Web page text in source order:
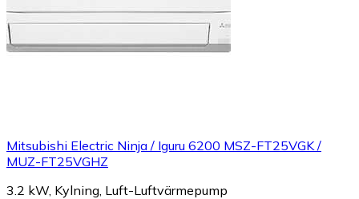
Mitsubishi Electric Ninja / Iguru 6200 MSZ-FT25VGK /
MUZ-FT25VGHZ
3.2 kW, Kylning, Luft-Luftvärmepump